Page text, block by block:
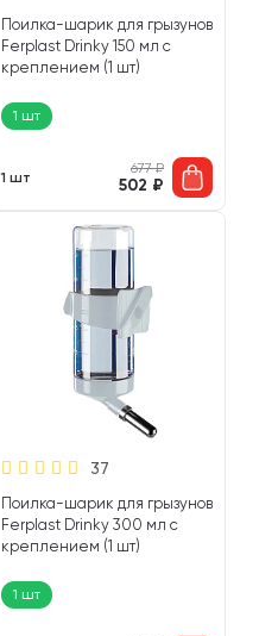
Поилка-шарик для грызунов
Ferplast Drinky 150 мл с
креплением (1 шт)
1 шт
1 шт
677₽
502 ₽
37
Поилка-шарик для грызунов
Ferplast Drinky 300 мл с
креплением (1 шт)
1 шт